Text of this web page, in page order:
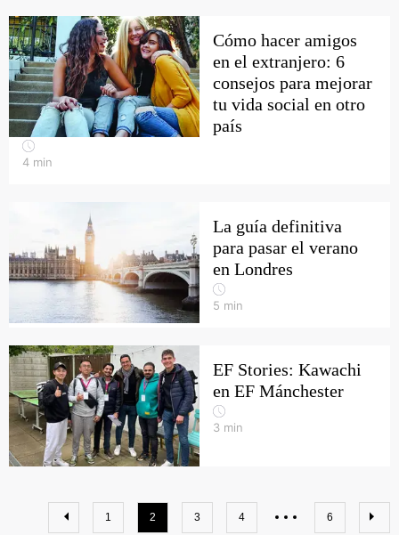
Cómo hacer amigos
en el extranjero: 6
consejos para mejorar
tu vida social en otro
país
4 min
La guía definitiva
para pasar el verano
en Londres
5 min
EF Stories: Kawachi
en EF Mánchester
3 min
1 2 3 4 6